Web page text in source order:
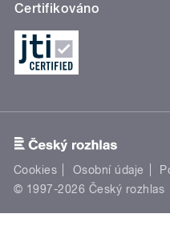
Certifikováno
Cookies Osobní údaje
© 1997-2026 Český rozhlas